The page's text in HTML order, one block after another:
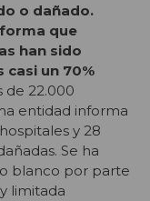
o dañado.
que
han sido
casi un 70%
de 22.000
entidad informa
y 28
Se ha
blanco por parte
limitada